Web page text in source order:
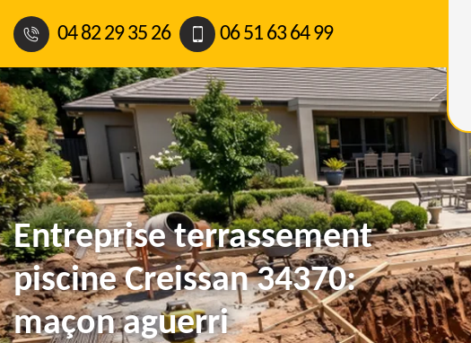
04 82 29 35 26 06 51 63 64 99
Entreprise terrassement
piscine Creissan 34370:
maçon aguerri